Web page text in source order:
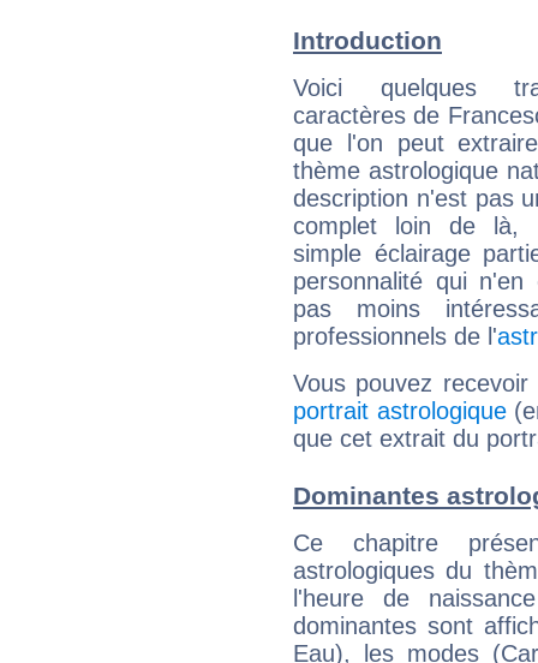
Introduction
Voici quelques
caractères de
que l'on peut
thème astrologique
description n'est pas
complet loin de là,
simple éclairage
personnalité qui n'en
pas moins
professionnels de l'
Vous pouvez
portrait astrologique
que cet extrait du
Dominantes
Ce chapitre
astrologiques du
l'heure de
dominantes sont
Eau), les modes